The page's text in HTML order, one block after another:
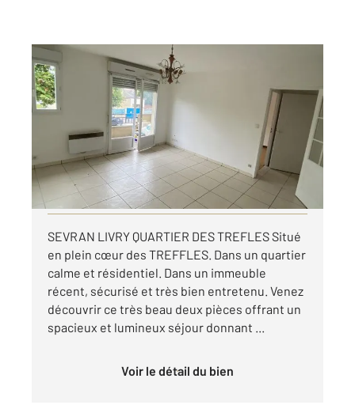
SEVRAN 93
35,43 m
, 2 pièces
Ref : 19748
Appartement F2 à louer
789,38 €
par mois charges comprises
Visiter le site dédié
SEVRAN LIVRY QUARTIER DES TREFLES Situé
en plein cœur des TREFFLES. Dans un quartier
calme et résidentiel. Dans un immeuble
récent, sécurisé et très bien entretenu. Venez
découvrir ce très beau deux pièces offrant un
spacieux et lumineux séjour donnant ...
Voir le détail du bien